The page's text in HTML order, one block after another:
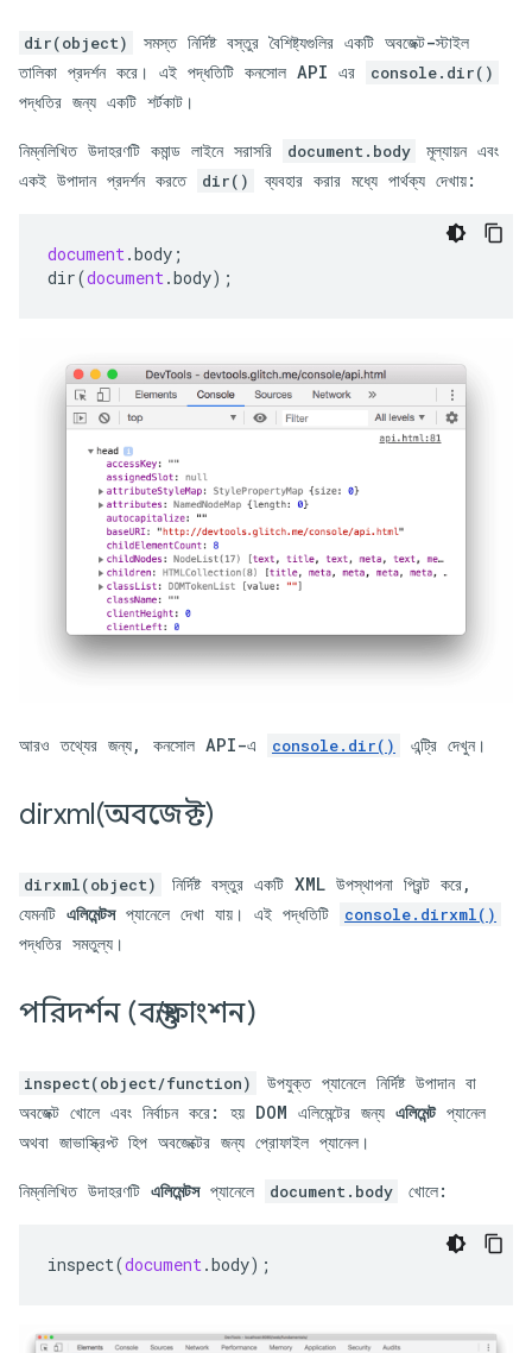
dir(object)
সমস্ত নির্দিষ্ট বস্তুর বৈশিষ্ট্যগুলির একটি অবজেক্ট-স্টাইল
তালিকা প্রদর্শন করে। এই পদ্ধতিটি কনসোল API এর
console.dir()
পদ্ধতির জন্য একটি শর্টকাট।
নিম্নলিখিত উদাহরণটি কমান্ড লাইনে সরাসরি document.body
মূল্যায়ন এবং
একই উপাদান প্রদর্শন করতে
dir() ব্যবহার করার মধ্যে পার্থক্য দেখায়:
document.body ;
dir(document.body);
আরও তথ্যের জন্য, কনসোল API-এ console.dir() এন্ট্রি দেখুন।
dirxml(অবজেক্ট)
dirxml(object)
নির্দিষ্ট বস্তুর একটি XML উপস্থাপনা প্রিন্ট করে,
যেমনটি এলিমেন্টসপ্যানেলে দেখা যায়। এই পদ্ধতিটি console.dirxml()
পদ্ধতির সমতুল্য।
পরিদর্শন (বস্তু/ফাংশন)
inspect(object/function)
উপযুক্ত প্যানেলে নির্দিষ্ট উপাদান বা
অবজেক্ট খোলে এবং নির্বাচন করে: হয় DOM এলিমেন্টের জন্য এলিমেন্টপ্যানেল
অথবা জাভাস্ক্রিপ্ট হিপ অবজেক্টের জন্য প্রোফাইল প্যানেল।
নিম্নলিখিত উদাহরণটি এলিমেন্টসপ্যানেলে document.body খোলে:
inspect(document.body);